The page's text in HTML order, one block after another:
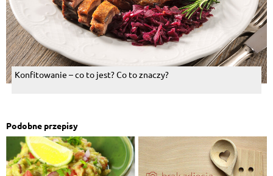
Konfitowanie – co to jest? Co to znaczy?
Podobne przepisy